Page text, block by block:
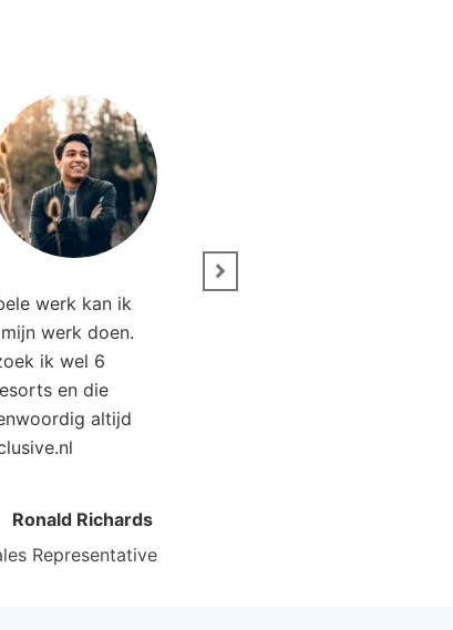
werk kan ik
werk doen.
ik wel 6
en die
altijd
Ronald Richards
Representative